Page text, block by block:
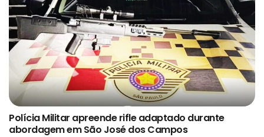
Polícia Militar apreende rifle adaptado durante
abordagem em São José dos Campos